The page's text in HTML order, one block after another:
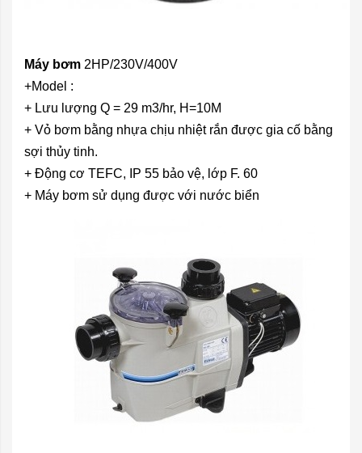
Máy bơm 2HP/230V/400V
+Model :
+ Lưu lượng Q = 29 m3/hr, H=10M
+ Vỏ bơm bằng nhựa chịu nhiệt rắn được gia cố bằng
sợi thủy tinh.
+ Động cơ TEFC, IP 55 bảo vệ, lớp F. 60
+ Máy bơm sử dụng được với nước biển